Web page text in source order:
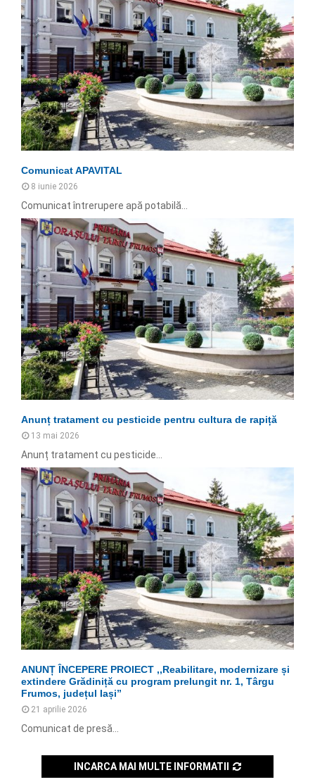
Comunicat APAVITAL
8 iunie 2026
Comunicat întrerupere apă potabilă...
Anunț tratament cu pesticide pentru cultura de rapiță
13 mai 2026
Anunț tratament cu pesticide...
ANUNȚ ÎNCEPERE PROIECT ,,Reabilitare, modernizare și
extindere Grădiniță cu program prelungit nr. 1, Târgu
Frumos, județul Iași”
21 aprilie 2026
Comunicat de presă...
INCARCA MAI MULTE INFORMATII